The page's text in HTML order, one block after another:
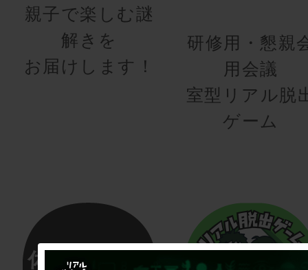
親子で楽しむ謎
解きを
お届けします！
研修用・懇親
用会議
室型リアル脱
ゲーム